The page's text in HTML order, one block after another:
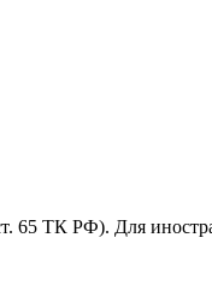
65 ТК РФ). Для